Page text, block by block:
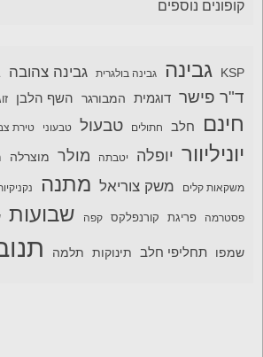
קופונים נוספים
KSP גבינה גבינה בולגרית גבינה צהובה
ד"ר פישר דוגמית המבורגר השף הלבן
חינם חלב חתולים טבעול טבעוני טירת
יוניליוור יופלה יטבתה מולר מוצרלה
משקאות קלים משק צוריאל מתנה
פסטרמה פריגת קורנפלקס קפה שבועות
שמפו תחליפי חלב תינוקות תלמה